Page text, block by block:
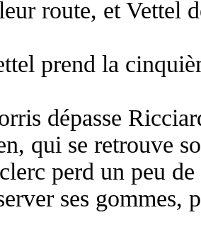
route, et Vettel
prend la
dépasse
qui se retrouve
perd un peu
ses gommes,